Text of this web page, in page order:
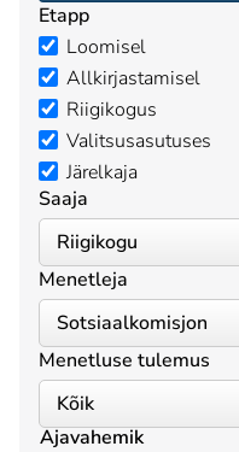
Etapp
Loomisel
Allkirjastamisel
Riigikogus
Valitsusasutuses
Järelkaja
Saaja
Menetleja
Menetluse tulemus
Ajavahemik